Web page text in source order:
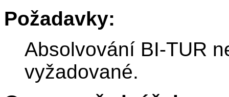
Požadavky:
Absolvování BI-TUR
vyžadované.